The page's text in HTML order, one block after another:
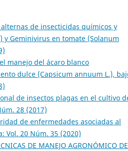
de insecticidas químicos y
y Geminivirus en tomate (Solanum
manejo del ácaro blanco
dulce (Capsicum annuum L.),
de insectos plagas en el cultivo
28 (2017)
de enfermedades asociadas al
Vol. 20 Núm. 35 (2020)
DE MANEJO AGRONÓMICO